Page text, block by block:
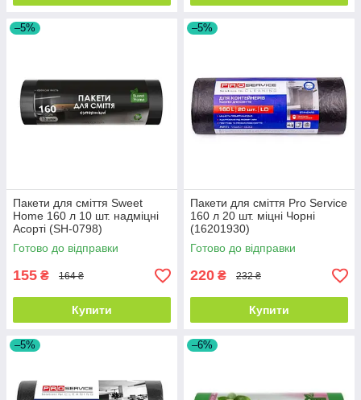
–5%
Пакети для сміття Sweet
Home 160 л 10 шт. надміцні
Асорті (SH-0798)
Готово до відправки
155 ₴ 164 ₴
Купити
–5%
Пакети для сміття Pro Service
160 л 20 шт. міцні Чорні
(16201930)
Готово до відправки
220 ₴ 232 ₴
Купити
–5% –6%